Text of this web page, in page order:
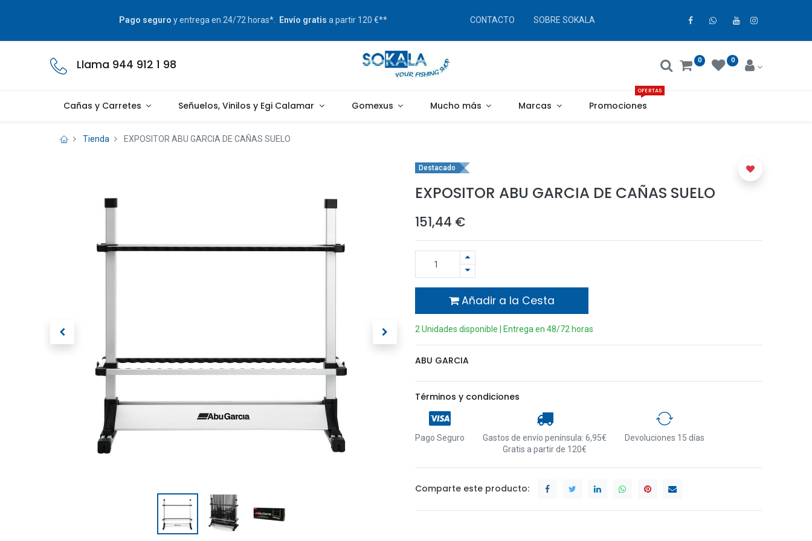
Pago seguro y entrega en 24/72 horas*. Envío gratis a partir 120 €** CONTACTO SOBRE SOKALA
Llama 944 912 1 98 0 0
Cañas y Carretes Señuelos, Vinilos y Egi Calamar Gomexus Mucho más Marcas Promociones
OFERTAS
Tienda EXPOSITOR ABU GARCIA DE CAÑAS SUELO
Destacado
EXPOSITOR ABU GARCIA DE CAÑAS SUELO
151,44 €
Añadir a la Cesta
2 Unidades disponible | Entrega en 48/72 horas
ABU GARCIA
Términos y condiciones
Pago Seguro
Gastos de envío península: 6,95€
Gratis a partir de 120€
Devoluciones 15 días
Comparte este producto: